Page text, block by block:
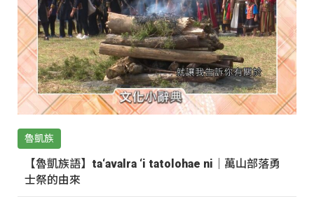
魯凱族
【魯凱族語】ta‘avalra ‘i tatolohae ni｜萬山部落勇
士祭的由來